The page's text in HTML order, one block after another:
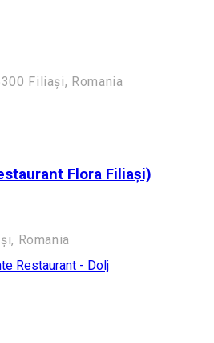
Filiași, Romania
Flora Filiași)
Romania
Restaurant - Dolj